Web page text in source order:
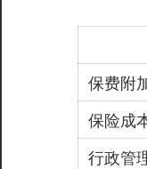
保费附
保险成
行政管